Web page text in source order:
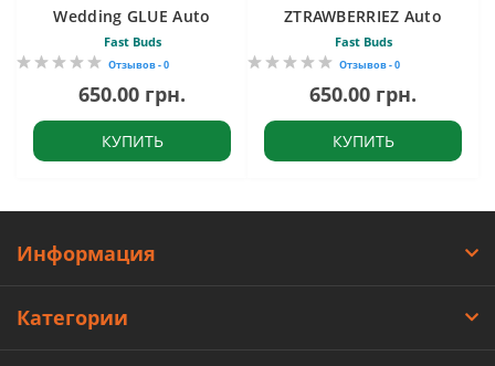
Wedding GLUE Auto
Fast Buds
Отзывов - 0
650.00 грн.
КУПИТЬ
ZTRAWBERRIEZ Auto
Fast Buds
Отзывов - 0
650.00 грн.
КУПИТЬ
Информация
Категории